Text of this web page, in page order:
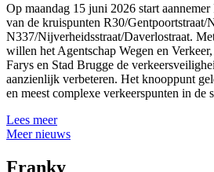
Op maandag 15 juni 2026 start aannemer
van de kruispunten R30/Gentpoortstraat/
N337/Nijverheidsstraat/Daverlostraat.
willen het Agentschap Wegen en
Farys en Stad Brugge de
aanzienlijk verbeteren. Het knooppunt
en meest complexe verkeerspunten in de
Lees meer
Meer nieuws
Franky